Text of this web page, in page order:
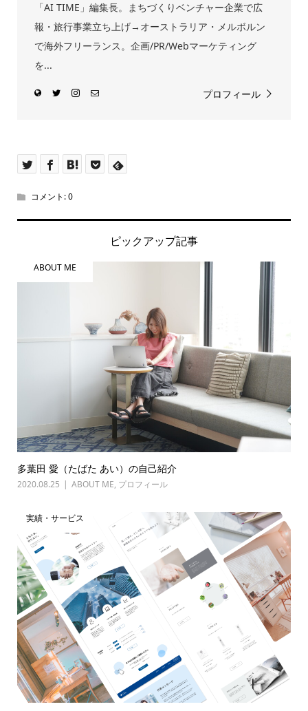
「AI TIME」編集長。まちづくりベンチャー企業で広
報・旅行事業立ち上げ→オーストラリア・メルボルン
で海外フリーランス。企画/PR/Webマーケティング
を...
プロフィール
コメント:0
ピックアップ記事
ABOUT ME
多葉田 愛（たばた あい）の自己紹介
2020.08.25 ABOUT ME, プロフィール
実績・サービス